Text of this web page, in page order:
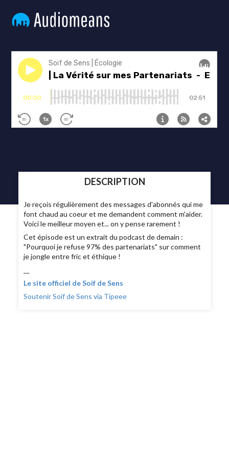
DESCRIPTION
Je reçois régulièrement des messages d'abonnés qui me
font chaud au coeur et me demandent comment m'aider.
Voici le meilleur moyen et... on y pense rarement !
Cet épisode est un extrait du podcast de demain :
"Pourquoi je refuse 97% des partenariats" sur comment
je jongle entre fric et éthique !
Le site officiel de Soif de Sens
Soutenir Soif de Sens via Tipeee